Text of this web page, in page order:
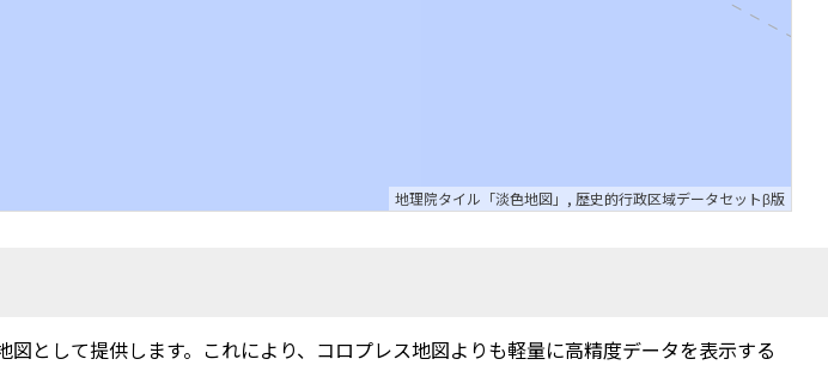
地理院タイル「淡色地図」 , 歴史的行政区域データセットβ版
図として提供します。これにより、コロプレス地図よりも軽量に高精度データを表示する